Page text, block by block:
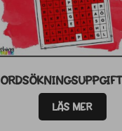
LÄS MER